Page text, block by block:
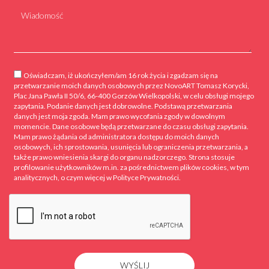
Oświadczam, iż ukończyłem/am 16 rok życia i zgadzam się na
przetwarzanie moich danych osobowych przez NovoART Tomasz Korycki,
Plac Jana Pawła II 50/6, 66-400 Gorzów Wielkopolski, w celu obsługi mojego
zapytania. Podanie danych jest dobrowolne. Podstawą przetwarzania
danych jest moja zgoda. Mam prawo wycofania zgody w dowolnym
momencie. Dane osobowe będą przetwarzane do czasu obsługi zapytania.
Mam prawo żądania od administratora dostępu do moich danych
osobowych, ich sprostowania, usunięcia lub ograniczenia przetwarzania, a
także prawo wniesienia skargi do organu nadzorczego. Strona stosuje
profilowanie użytkowników m.in. za pośrednictwem plików cookies, w tym
analitycznych, o czym więcej w Polityce Prywatności.
WYŚLIJ